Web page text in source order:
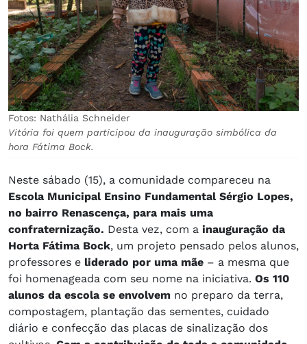
Fotos: Nathália Schneider
Vitória foi quem participou da inauguração simbólica da
hora Fátima Bock.
Neste sábado (15), a comunidade compareceu na
Escola Municipal Ensino Fundamental Sérgio Lopes,
no bairro Renascença, para mais uma
confraternização. Desta vez, com a inauguração da
Horta Fátima Bock, um projeto pensado pelos alunos,
professores e liderado por uma mãe – a mesma que
foi homenageada com seu nome na iniciativa. Os 110
alunos da escola se envolvem no preparo da terra,
compostagem, plantação das sementes, cuidado
diário e confecção das placas de sinalização dos